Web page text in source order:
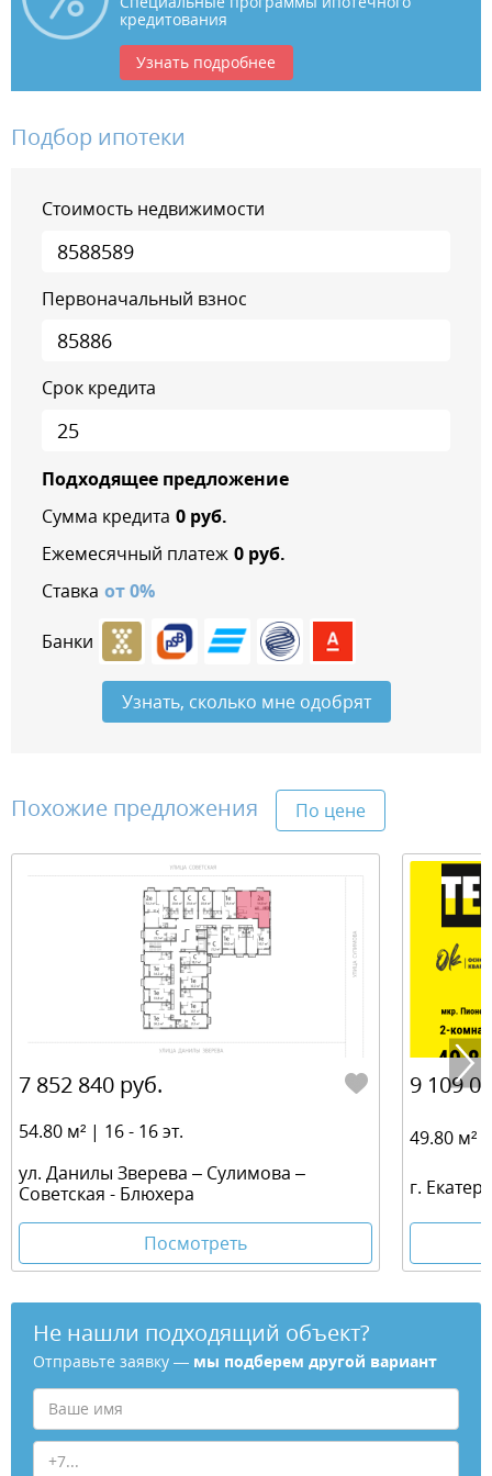
кредитования
Узнать подробнее
Подбор ипотеки
Стоимость недвижимости
Первоначальный взнос
Срок кредита
Подходящее предложение
Сумма кредита 0руб.
Ежемесячный платеж 0руб.
Ставка от0%
Банки
Узнать, сколько мне одобрят
Похожие предложения По цене
7 852 840 руб.
54.80 м² | 16 - 16 эт.
ул. Данилы Зверева – Сулимова –
Советская - Блюхера
Посмотреть
9 109
49.80 м²
г.
Не нашли подходящий объект?
Отправьте заявку — мы подберем другой вариант